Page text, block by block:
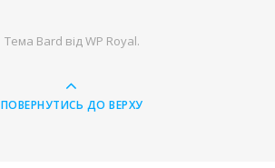
Тема Bard відWP Royal.
ПОВЕРНУТИСЬ ДО ВЕРХУ